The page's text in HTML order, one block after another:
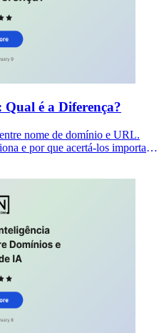
é a Diferença?
nome de domínio e URL.
e por que acertá-los importa